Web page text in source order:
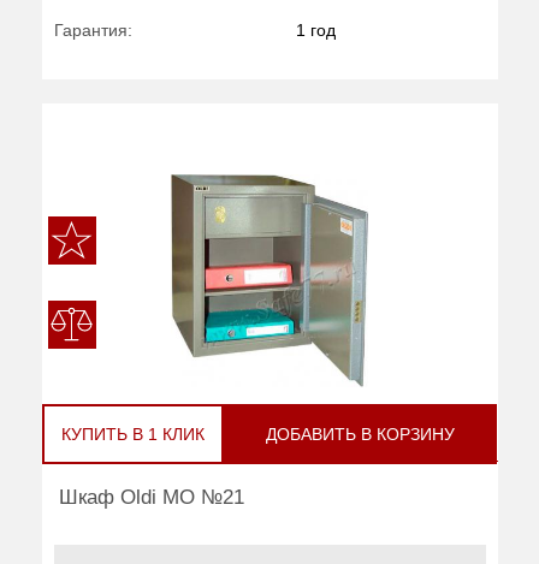
Гарантия: 1 год
КУПИТЬ В 1 КЛИК ДОБАВИТЬ В КОРЗИНУ
Шкаф Oldi МО №21